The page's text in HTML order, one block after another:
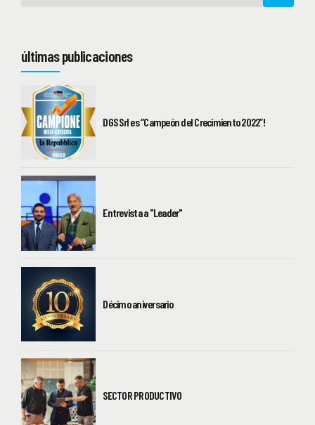
últimas publicaciones
DGS Srl es “Campeón del Crecimiento 2022”!
Entrevista a "Leader"
Décimo aniversario
SECTOR PRODUCTIVO